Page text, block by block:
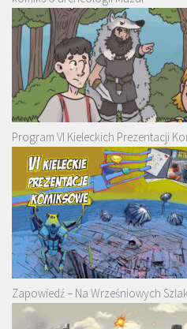
Program VI Kieleckich Prezentacji
Zapowiedź – Na Wrześniowych